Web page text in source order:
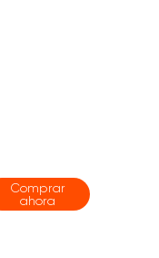
Comprar
ahora